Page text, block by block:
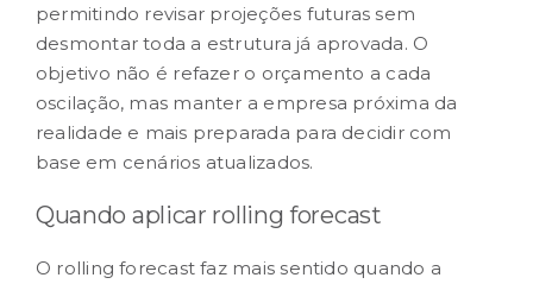
permitindo revisar projeções futuras sem
desmontar toda a estrutura já aprovada. O
objetivo não é refazer o orçamento a cada
oscilação, mas manter a empresa próxima da
realidade e mais preparada para decidir com
base em cenários atualizados.
Quando aplicar rolling forecast
O rolling forecast faz mais sentido quando a